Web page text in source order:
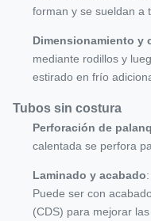
forman y se sueldan a
Dimensionamiento y
mediante rodillos y
estirado en frío
Tubos sin costura
Perforación de
calentada se perfora
Laminado y acabado
Puede ser con
(CDS) para mejorar